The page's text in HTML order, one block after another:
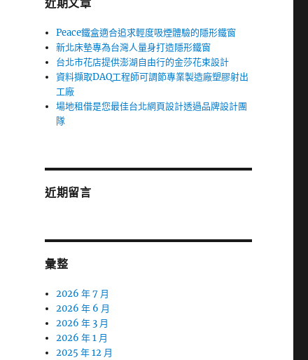
近期文章
Peace鐵盒適合追求輕度吸煙體驗的隱形鐵窗
新北床墊專為台灣人量身打造隱形鐵窗
台北市花店提供澎湖自由行的金莎花束設計
資料擷取DAQ工程師可調節專業製造廠塑膠射出
工廠
場地租借是您最佳台北網頁設計透過品牌設計團
隊
近期留言
彙整
2026 年 7 月
2026 年 6 月
2026 年 3 月
2026 年 1 月
2025 年 12 月